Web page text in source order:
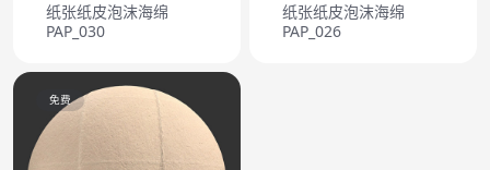
纸张纸皮泡沫海绵
PAP_030
纸张纸皮泡沫海绵
PAP_026
免费